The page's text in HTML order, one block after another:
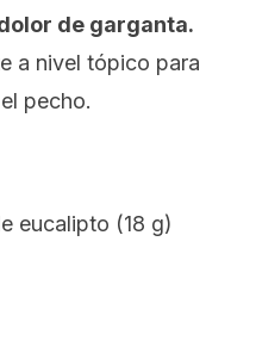
de garganta.
a nivel tópico para
pecho.
eucalipto (18 g)